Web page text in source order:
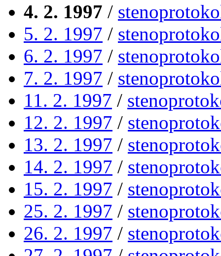
4. 2. 1997 /
5. 2. 1997 /
6. 2. 1997 /
7. 2. 1997 /
11. 2. 1997 /
12. 2. 1997 /
13. 2. 1997 /
14. 2. 1997 /
15. 2. 1997 /
25. 2. 1997 /
26. 2. 1997 /